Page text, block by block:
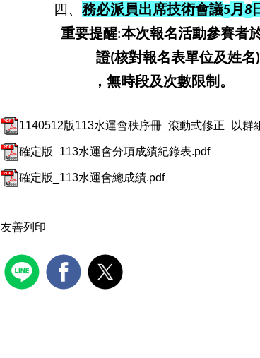
四、 務必派員出席技術會議5 月 8
重要提醒:本次報名活動參賽者
證(核對報名表單位及姓名)
，無時段及次數限制。
1140512版113水運會秩序冊_滾動式修正_以群
確定版_113水運會分項成績紀錄表.pdf
確定版_113水運會總成績.pdf
友善列印